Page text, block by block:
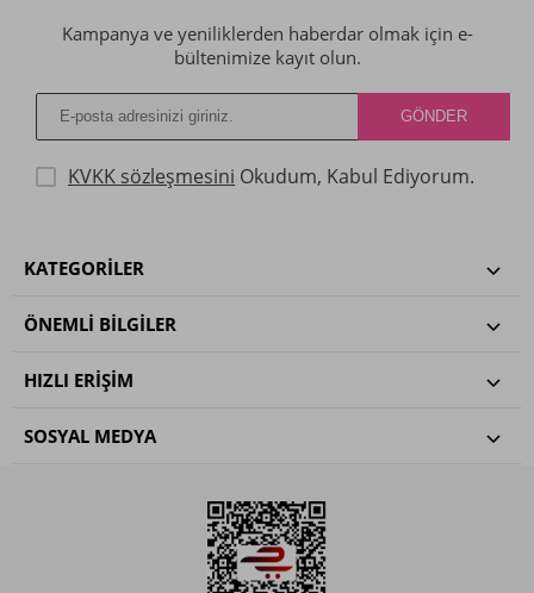
Kampanya ve yeniliklerden haberdar olmak için e-
bültenimize kayıt olun.
KVKK sözleşmesini Okudum, Kabul Ediyorum.
KATEGORILER
ÖNEMLI BILGILER
HIZLI ERIŞIM
SOSYAL MEDYA